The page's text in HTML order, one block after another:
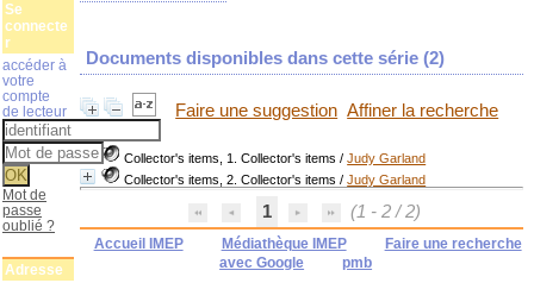
Documents disponibles dans cette série (2)
Faire une suggestion Affiner la recherche
Collector's items, 1. Collector's items /Judy Garland
Collector's items, 2. Collector's items /Judy Garland
1 (1 - 2 / 2)
Accueil IMEP Médiathèque IMEP
Faire une recherche
avec Google
pmb
Se
connecte
r
accéder à
votre
compte
de lecteur
Mot de
passe
oublié ?
Adresse